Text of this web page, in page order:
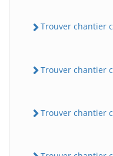
Trouver chantier
Trouver chantier
Trouver chantier